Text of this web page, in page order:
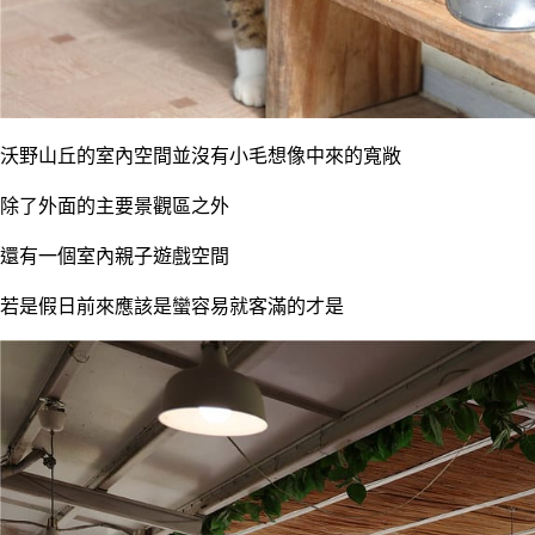
沃野山丘的室內空間並沒有小毛想像中來的寬敞
除了外面的主要景觀區之外
還有一個室內親子遊戲空間
若是假日前來應該是蠻容易就客滿的才是